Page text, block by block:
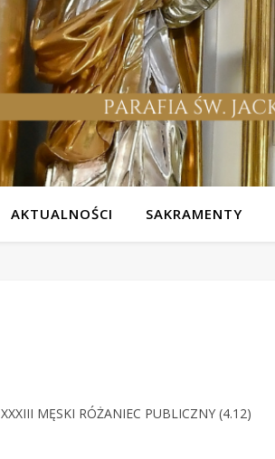
AKTUALNOŚCI SAKRAMENTY
XXXIII MĘSKI RÓŻANIEC PUBLICZNY (4.12)